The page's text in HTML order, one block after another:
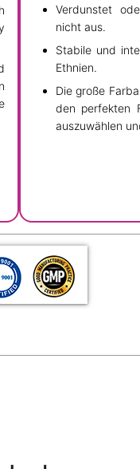
Verdunstet
nicht aus.
Stabile und
Ethnien.
Die große
den perfekten
auszuwählen